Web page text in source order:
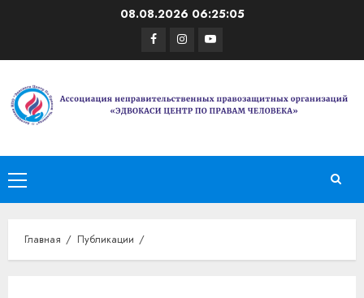
08.08.2026 06:25:05
Facebook
Instagram
Youtube
Основное
меню
Главная Публикации